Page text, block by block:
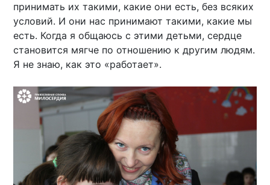
принимать их такими, какие они есть, без всяких
условий. И они нас принимают такими, какие мы
есть. Когда я общаюсь с этими детьми, сердце
становится мягче по отношению к другим людям.
Я не знаю, как это «работает».